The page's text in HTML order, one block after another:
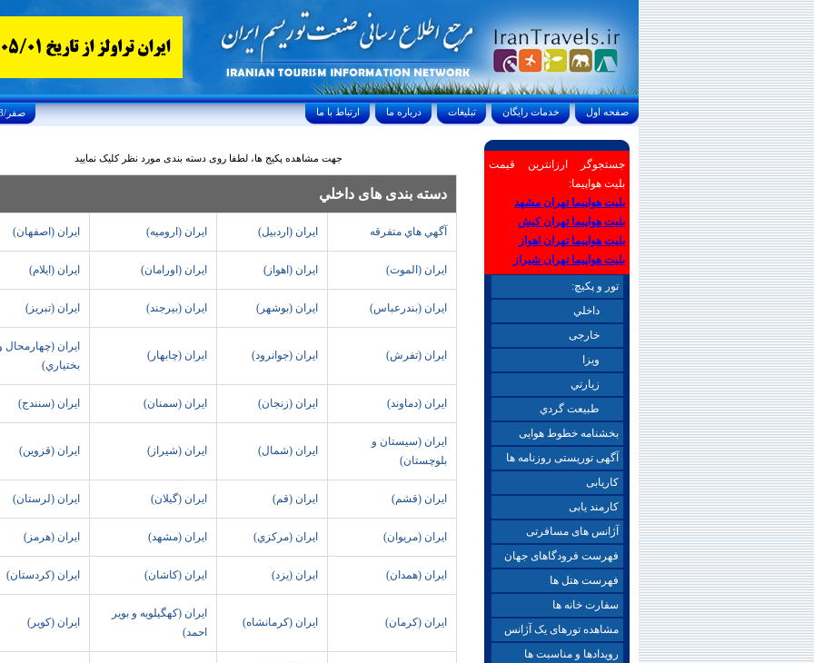
Thursday, August 6, 2026 23/صفر/1448 ارتباط با ما درباره ما تبليغات خدمات رايگان صفحه اول
جهت مشاهده پکیج ها، لطفا روی دسته بندی مورد نظر کلیک نمایید
دسته بندی های داخلي
آگهي هاي متفرقه ايران (اردبيل) ايران (اروميه) ايران (اصفهان)
ايران (الموت) ايران (اهواز) ايران (اورامان) ايران (ايلام)
ايران (بندرعباس) ايران (بوشهر) ايران (بيرجند) ايران (تبريز)
ايران (تفرش) ايران (جوانرود) ايران (چابهار)
ايران (چهارمحال
بختياري)
ايران (دماوند) ايران (زنجان) ايران (سمنان) ايران (سنندج)
ايران (سيستان و
بلوچستان)
ايران (شمال) ايران (شيراز) ايران (قزوين)
ايران (قشم) ايران (قم) ايران (گيلان) ايران (لرستان)
ايران (مريوان) ايران (مرکزي) ايران (مشهد) ايران (هرمز)
ايران (همدان) ايران (يزد) ايران (کاشان) ايران (کردستان)
ايران (کرمان) ايران (کرمانشاه)
ايران (کهگيلويه و بوير
احمد)
ايران (کوير)
جستجوگر ارزانترین قیمت
بلیت هواپیما:
بلیت هواپیما تهران مشهد
بلیت هواپیما تهران کیش
بلیت هواپیما تهران اهواز
بلیت هواپیما تهران شیراز
تور و پکیچ:
داخلي
خارجی
ويزا
زيارتي
طبيعت گردي
بخشنامه خطوط هوایی
آگهی توریستی روزنامه ها
کاریابی
کارمند یابی
آژانس های مسافرتی
فهرست فرودگاهای جهان
فهرست هتل ها
سفارت خانه ها
مشاهده تورهای یک آژانس
رویدادها و مناسبت ها